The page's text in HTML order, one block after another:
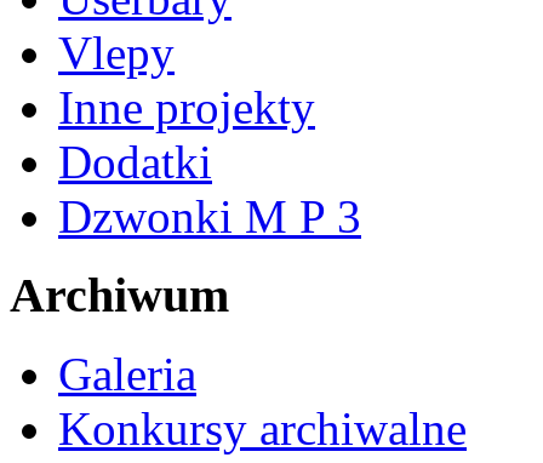
Vlepy
Inne projekty
Dodatki
Dzwonki M P 3
Archiwum
Galeria
Konkursy archiwalne